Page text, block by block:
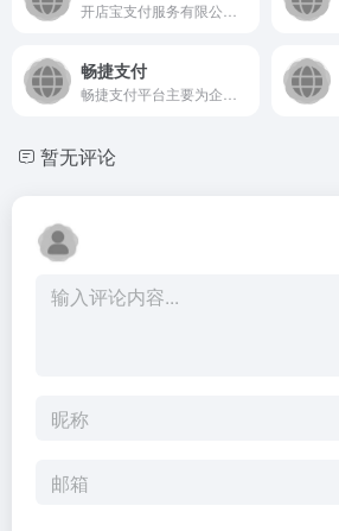
畅捷支付
暂无评论